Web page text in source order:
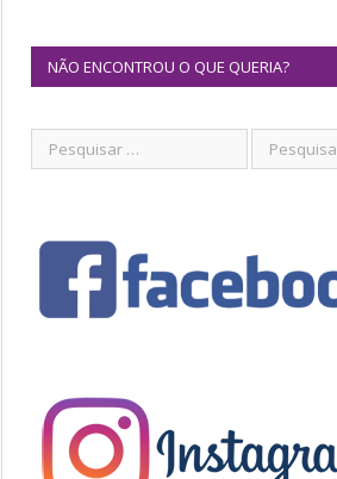
NÃO ENCONTROU O QUE QUERIA?